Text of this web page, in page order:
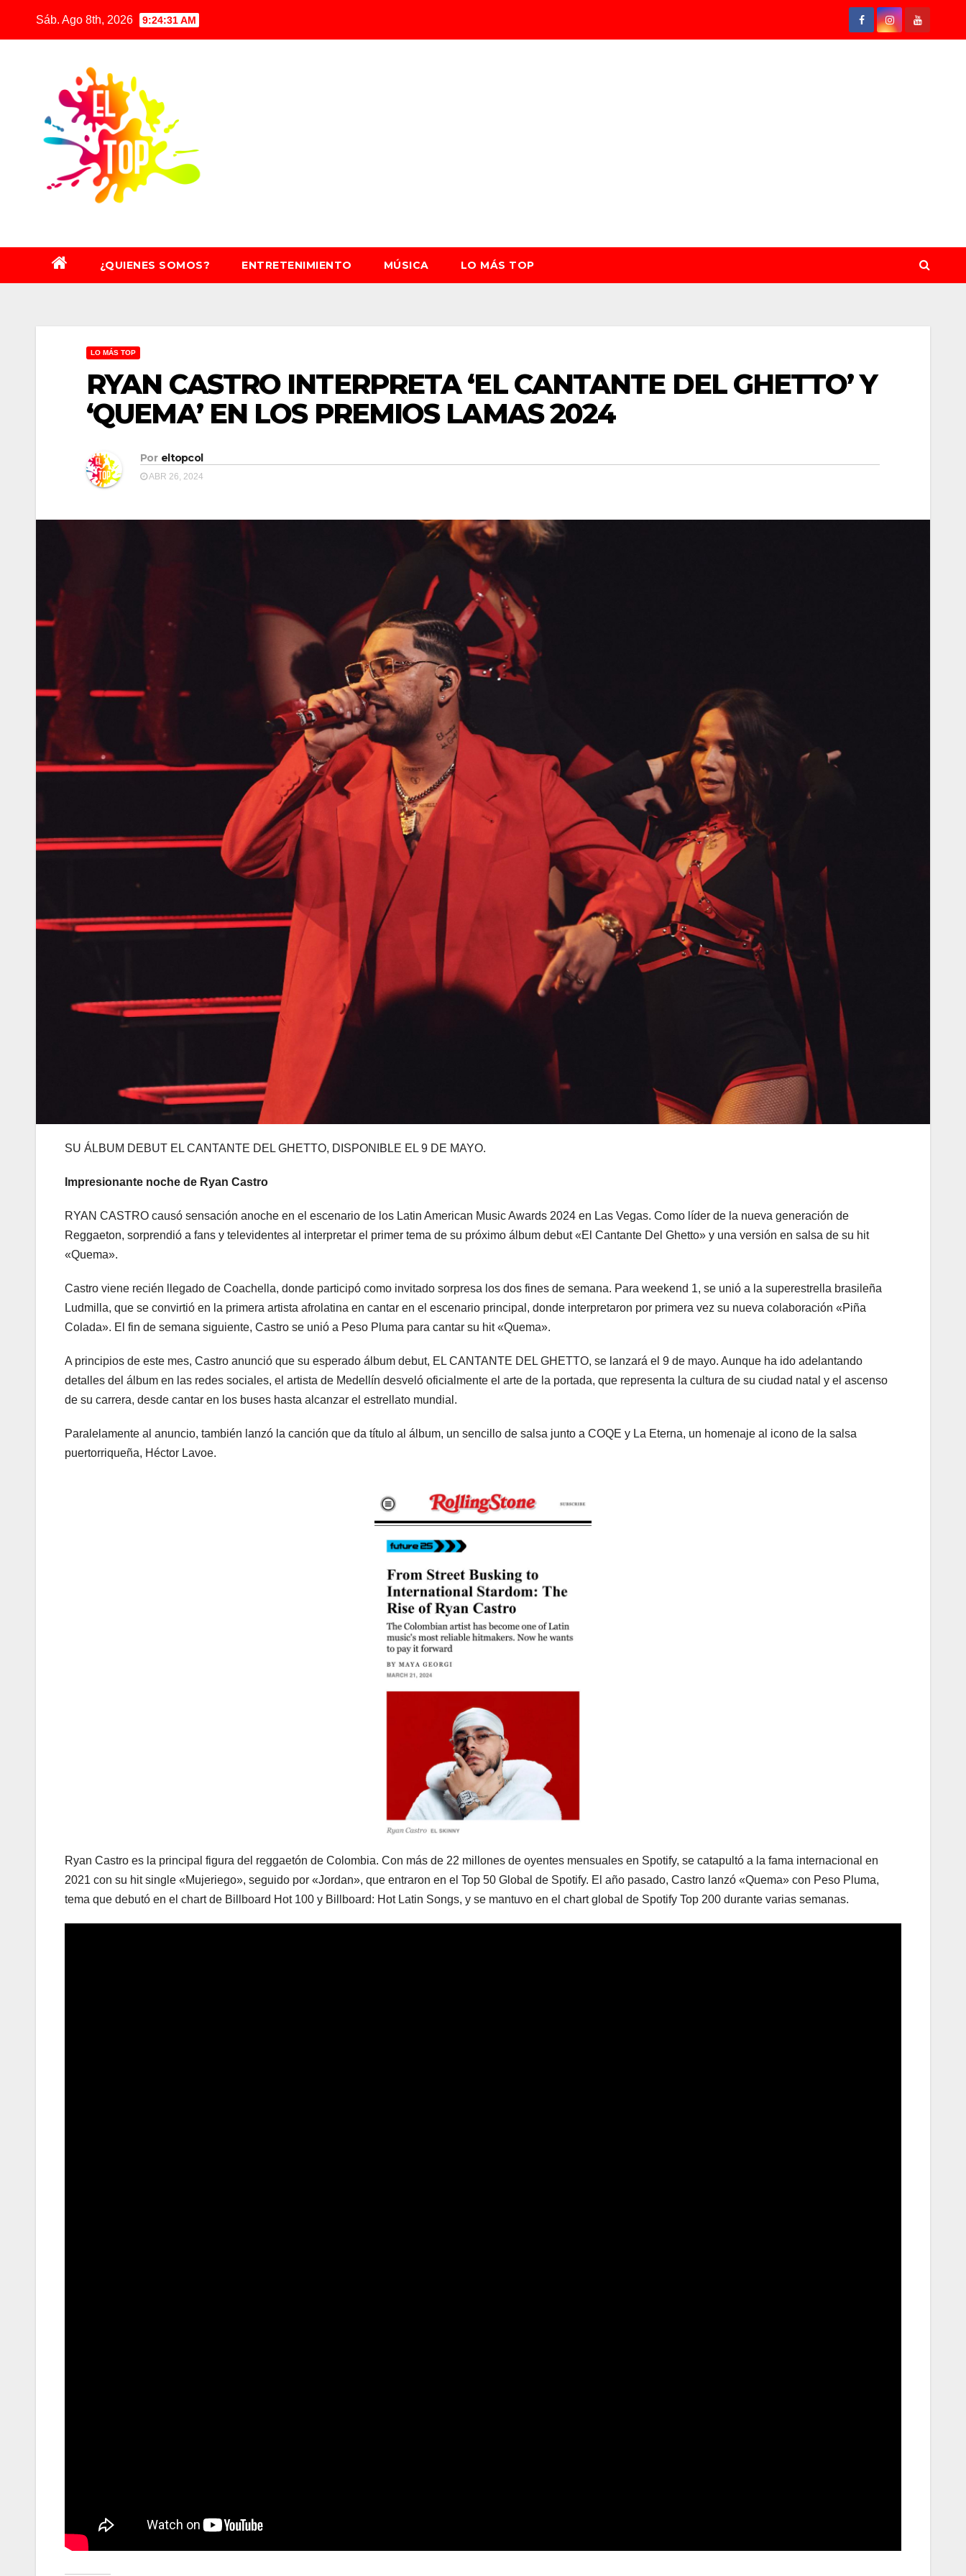
Sáb. Ago 8th, 2026 9:24:32 AM
¿QUIENES SOMOS? ENTRETENIMIENTO MÚSICA LO MÁS TOP
LO MÁS TOP
RYAN CASTRO INTERPRETA ‘EL CANTANTE DEL GHETTO’ Y
‘QUEMA’ EN LOS PREMIOS LAMAS 2024
Por eltopcol
ABR 26, 2024
SU ÁLBUM DEBUT EL CANTANTE DEL GHETTO, DISPONIBLE EL 9 DE MAYO.
Impresionante noche de Ryan Castro
RYAN CASTRO causó sensación anoche en el escenario de los Latin American Music Awards 2024 en Las Vegas. Como líder de la nueva generación de
Reggaeton, sorprendió a fans y televidentes al interpretar el primer tema de su próximo álbum debut «El Cantante Del Ghetto» y una versión en salsa de su hit
«Quema».
Castro viene recién llegado de Coachella, donde participó como invitado sorpresa los dos fines de semana. Para weekend 1, se unió a la superestrella brasileña
Ludmilla, que se convirtió en la primera artista afrolatina en cantar en el escenario principal, donde interpretaron por primera vez su nueva colaboración «Piña
Colada». El fin de semana siguiente, Castro se unió a Peso Pluma para cantar su hit «Quema».
A principios de este mes, Castro anunció que su esperado álbum debut, EL CANTANTE DEL GHETTO, se lanzará el 9 de mayo. Aunque ha ido adelantando
detalles del álbum en las redes sociales, el artista de Medellín desveló oficialmente el arte de la portada, que representa la cultura de su ciudad natal y el ascenso
de su carrera, desde cantar en los buses hasta alcanzar el estrellato mundial.
Paralelamente al anuncio, también lanzó la canción que da título al álbum, un sencillo de salsa junto a COQE y La Eterna, un homenaje al icono de la salsa
puertorriqueña, Héctor Lavoe.
Ryan Castro es la principal figura del reggaetón de Colombia. Con más de 22 millones de oyentes mensuales en Spotify, se catapultó a la fama internacional en
2021 con su hit single «Mujeriego», seguido por «Jordan», que entraron en el Top 50 Global de Spotify. El año pasado, Castro lanzó «Quema» con Peso Pluma,
tema que debutó en el chart de Billboard Hot 100 y Billboard: Hot Latin Songs, y se mantuvo en el chart global de Spotify Top 200 durante varias semanas.